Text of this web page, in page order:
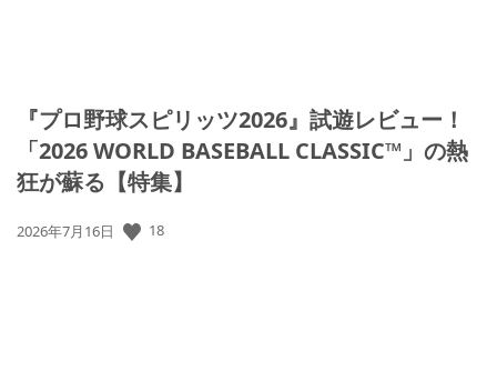
『プロ野球スピリッツ2026』試遊レビュー！
「2026 WORLD BASEBALL CLASSIC™」の熱
狂が蘇る【特集】
公
2026年7月16日 18